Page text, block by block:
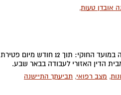
אובדן טעות,
אביה של חיילת נפטר. החיילת לא ידעה על זכותה לקצבת שאירים ולכן לא הגישה את התביעה במועד החוקי: תוך 12 חודש מיום פטירת
הדין האזורי לעבודה בבאר שבע.
, מצב רפואי, תביעתך התיישנה